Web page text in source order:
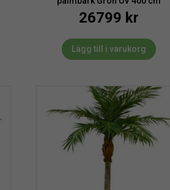
26799 kr
Lägg till i varukorg